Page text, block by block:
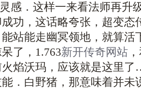
感．这样一来看法师再升
功，这话略夸张，超变态
站能走幽冥领地，就算活
了，1.763新开传奇网站
火焰沃玛，应该就是这里
．白野猪，那意味着并未